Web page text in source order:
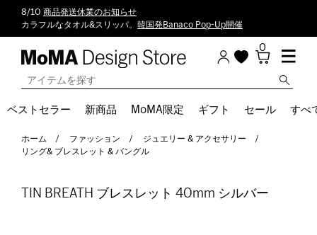
8/10 商品発送休業のお知らせ
カラフルなタオル&スリッパ。 韓国発Banaco Pop-Up開催
0
ベストセラー 新商品 MoMA限定 ギフト セール すべ
ホーム ファッション
ジュエリー & アクセサリー
リング& ブレスレット & バングル
TIN BREATH ブレスレット 40mm シルバー